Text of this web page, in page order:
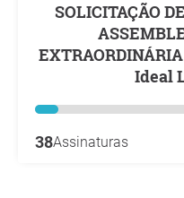
SOLICITAÇÃO DE ANULAÇÃO DA
Ideal
38Assinaturas